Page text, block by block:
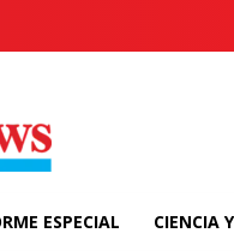
ESPECIAL CIENCIA